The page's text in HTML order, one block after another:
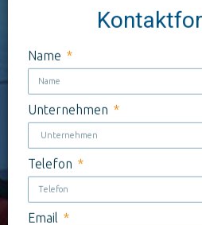
Name
Unternehmen
Telefon
Email